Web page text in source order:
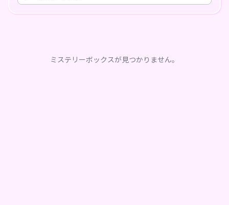
ミステリーボックスが見つかりません。